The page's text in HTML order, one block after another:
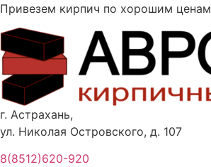
Перейти
содержимому
Привезем кирпич по хорошим ценам
г. Астрахань,
ул. Николая Островского, д. 107
8(8512)620-920